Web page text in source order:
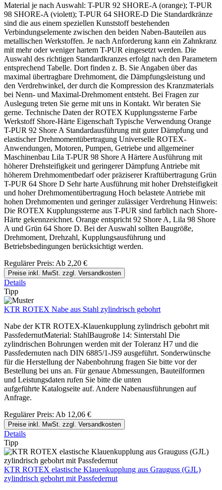
Material je nach Auswahl: T-PUR 92 SHORE-A (orange); T-PUR
98 SHORE-A (violett); T-PUR 64 SHORE-D Die Standardkränze
sind die aus einem speziellen Kunststoff bestehenden
Verbindungselemente zwischen den beiden Naben-Bauteilen aus
metallischen Werkstoffen. Je nach Anforderung kann ein Zahnkranz
mit mehr oder weniger hartem T-PUR eingesetzt werden. Die
Auswahl des richtigen Standardkranzes erfolgt nach den Parametern
entsprechend Tabelle. Dort finden z. B. Sie Angaben über das
maximal übertragbare Drehmoment, die Dämpfungsleistung und
den Verdrehwinkel, der durch die Kompression des Kranzmaterials
bei Nenn- und Maximal-Drehmoment entsteht. Bei Fragen zur
Auslegung treten Sie gerne mit uns in Kontakt. Wir beraten Sie
gerne. Technische Daten der ROTEX Kupplungssterne Farbe
Werkstoff Shore-Härte Eigenschaft Typische Verwendung Orange
T-PUR 92 Shore A Standardausführung mit guter Dämpfung und
elastischer Drehmomentübertragung Universelle ROTEX-
Anwendungen, Motoren, Pumpen, Getriebe und allgemeiner
Maschinenbau Lila T-PUR 98 Shore A Härtere Ausführung mit
höherer Drehsteifigkeit und geringerer Dämpfung Antriebe mit
höherem Drehmomentbedarf oder präziserer Kraftübertragung Grün
T-PUR 64 Shore D Sehr harte Ausführung mit hoher Drehsteifigkeit
und hoher Drehmomentübertragung Hoch belastete Antriebe mit
hohen Drehmomenten und geringer zulässiger Verdrehung Hinweis:
Die ROTEX Kupplungssterne aus T-PUR sind farblich nach Shore-
Härte gekennzeichnet. Orange entspricht 92 Shore A, Lila 98 Shore
A und Grün 64 Shore D. Bei der Auswahl sollten Baugröße,
Drehmoment, Drehzahl, Kupplungsausführung und
Betriebsbedingungen berücksichtigt werden.
Regulärer Preis: Ab 2,20 €
Preise inkl. MwSt. zzgl. Versandkosten
Details
Tipp
KTR ROTEX Nabe aus Stahl zylindrisch gebohrt
Nabe der KTR ROTEX-Klauenkupplung zylindrisch gebohrt mit
PassfedernutMaterial: StahlBaugroße 14: Sinterstahl Die
zylindrischen Bohrungen werden mit der Toleranz H7 und die
Passfedernuten nach DIN 6885/1-JS9 ausgeführt. Sonderwünsche
für die Herstellung der Nabenbohrung fragen Sie bitte vor der
Bestellung bei uns an. Für genaue Abmessungen, Bauteilformen
und Leistungsdaten rufen Sie bitte die unten
aufgeführte Katalogseite auf. Andere Nabenausführungen auf
Anfrage.
Regulärer Preis: Ab 12,06 €
Preise inkl. MwSt. zzgl. Versandkosten
Details
Tipp
KTR ROTEX elastische Klauenkupplung aus Grauguss (GJL)
zylindrisch gebohrt mit Passfedernut